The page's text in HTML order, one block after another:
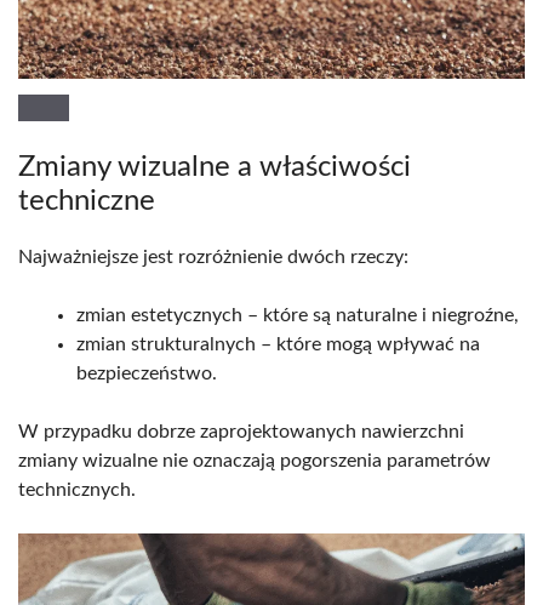
Zmiany wizualne a właściwości
techniczne
Najważniejsze jest rozróżnienie dwóch rzeczy:
zmian estetycznych – które są naturalne i niegroźne,
zmian strukturalnych – które mogą wpływać na
bezpieczeństwo.
W przypadku dobrze zaprojektowanych nawierzchni
zmiany wizualne nie oznaczają pogorszenia parametrów
technicznych.